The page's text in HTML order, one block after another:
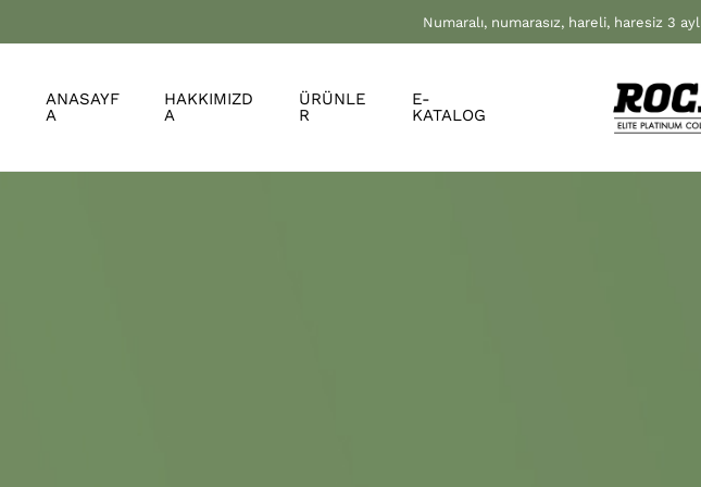
Numaralı, numarasız, hareli, haresiz 3
ANASAYF
A
HAKKIMIZD
A
ÜRÜNLE
R
E-
KATALOG